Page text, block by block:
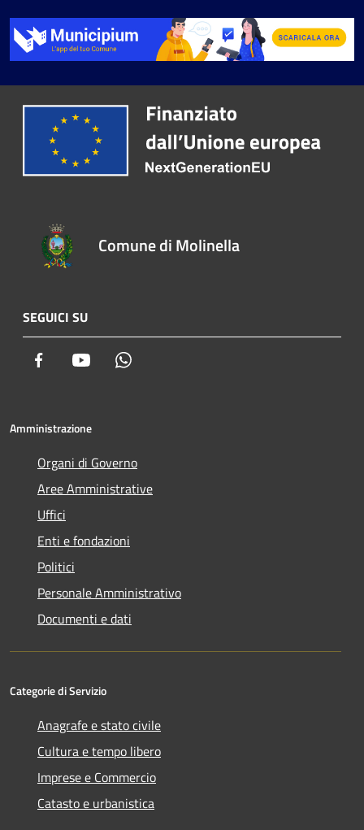
Comune di Molinella
SEGUICI SU
Facebook Youtube
Amministrazione
Organi di Governo
Aree Amministrative
Uffici
Enti e fondazioni
Politici
Personale Amministrativo
Documenti e dati
Categorie di Servizio
Anagrafe e stato civile
Cultura e tempo libero
Imprese e Commercio
Catasto e urbanistica